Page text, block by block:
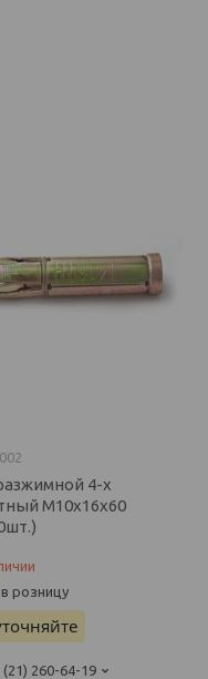
4-х
М10х16х60
розницу
(21) 260-64-19